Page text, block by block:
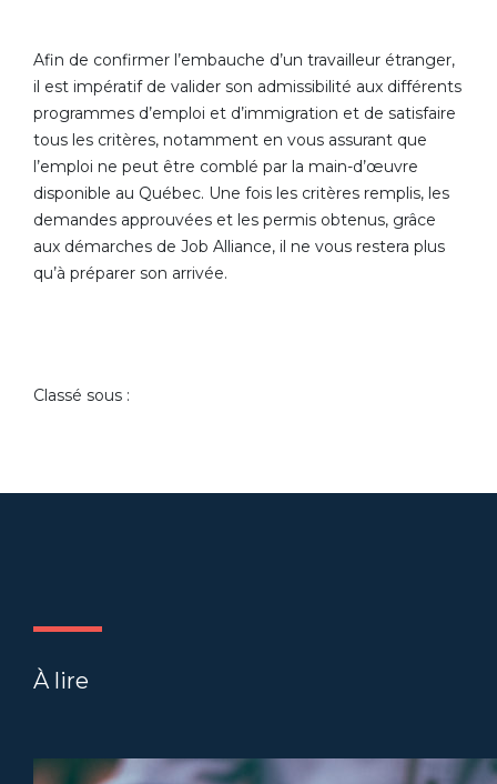
Afin de confirmer l’embauche d’un travailleur étranger,
il est impératif de valider son admissibilité aux différents
programmes d’emploi et d’immigration et de satisfaire
tous les critères, notamment en vous assurant que
l’emploi ne peut être comblé par la main-d’œuvre
disponible au Québec. Une fois les critères remplis, les
demandes approuvées et les permis obtenus, grâce
aux démarches de Job Alliance, il ne vous restera plus
qu’à préparer son arrivée.
Classé sous :
À lire